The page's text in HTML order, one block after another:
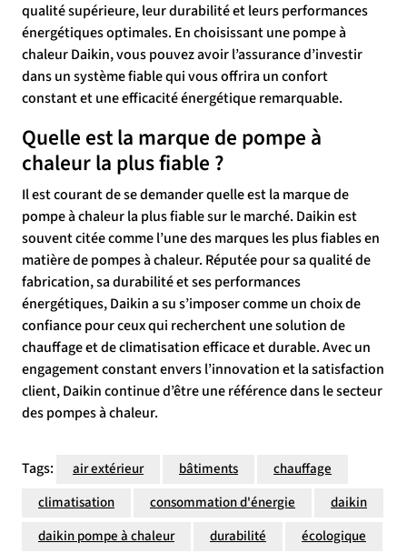
qualité supérieure, leur durabilité et leurs performances
énergétiques optimales. En choisissant une pompe à
chaleur Daikin, vous pouvez avoir l’assurance d’investir
dans un système fiable qui vous offrira un confort
constant et une efficacité énergétique remarquable.
Quelle est la marque de pompe à
chaleur la plus fiable ?
Il est courant de se demander quelle est la marque de
pompe à chaleur la plus fiable sur le marché. Daikin est
souvent citée comme l’une des marques les plus fiables en
matière de pompes à chaleur. Réputée pour sa qualité de
fabrication, sa durabilité et ses performances
énergétiques, Daikin a su s’imposer comme un choix de
confiance pour ceux qui recherchent une solution de
chauffage et de climatisation efficace et durable. Avec un
engagement constant envers l’innovation et la satisfaction
client, Daikin continue d’être une référence dans le secteur
des pompes à chaleur.
Tags: air extérieur bâtiments
chauffage
climatisation
consommation d'énergie
daikin
daikin pompe à chaleur
durabilité
écologique